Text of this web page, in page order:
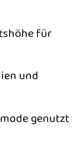
für
und
genutzt